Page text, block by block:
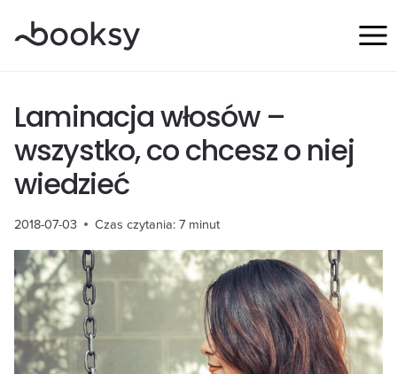
do
Laminacja włosów –
wszystko, co chcesz o niej
wiedzieć
2018-07-03 Czas czytania:7 minut